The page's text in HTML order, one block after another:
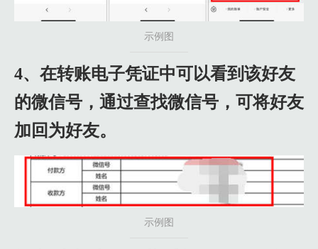
示例图
4、在转账电子凭证中可以看到该好友
的微信号，通过查找微信号，可将好友
加回为好友。
示例图